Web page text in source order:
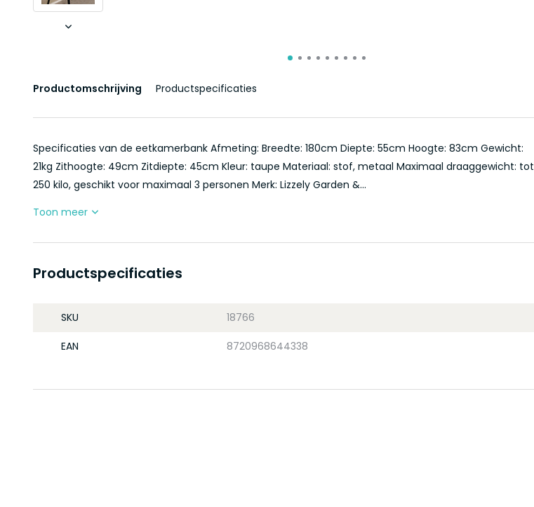
Productomschrijving Productspecificaties
Specificaties van de eetkamerbank Afmeting: Breedte: 180cm Diepte: 55cm Hoogte: 83cm Gewicht:
21kg Zithoogte: 49cm Zitdiepte: 45cm Kleur: taupe Materiaal: stof, metaal Maximaal draaggewicht: tot
250 kilo, geschikt voor maximaal 3 personen Merk: Lizzely Garden &...
Toon meer
Productspecificaties
SKU 18766
EAN 8720968644338